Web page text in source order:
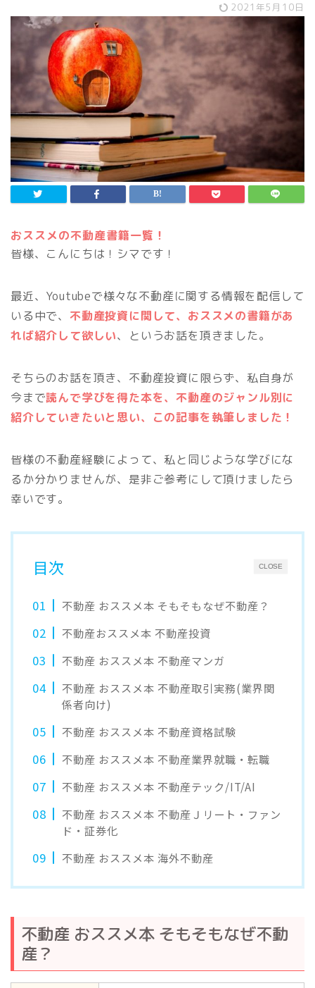
2021年5月10日
おススメの不動産書籍一覧！
皆様、こんにちは！シマです！
最近、Youtubeで様々な不動産に関する情報を配信して
いる中で、 不動産投資に関して、おススメの書籍があ
れば紹介して欲しい、というお話を頂きました。
そちらのお話を頂き、不動産投資に限らず、私自身が
今まで読んで学びを得た本を、不動産のジャンル別に
紹介していきたいと思い、この記事を執筆しました！
皆様の不動産経験によって、私と同じような学びにな
るか分かりませんが、是非ご参考にして頂けましたら
幸いです。
CLOSE
目次
不動産 おススメ本 そもそもなぜ不動産？
不動産おススメ本 不動産投資
不動産 おススメ本 不動産マンガ
不動産 おススメ本 不動産取引実務(業界関
係者向け)
不動産 おススメ本 不動産資格試験
不動産 おススメ本 不動産業界就職・転職
不動産 おススメ本 不動産テック/IT/AI
不動産 おススメ本 不動産Ｊリート・ファン
ド・証券化
不動産 おススメ本 海外不動産
不動産 おススメ本 そもそもなぜ不動
産？